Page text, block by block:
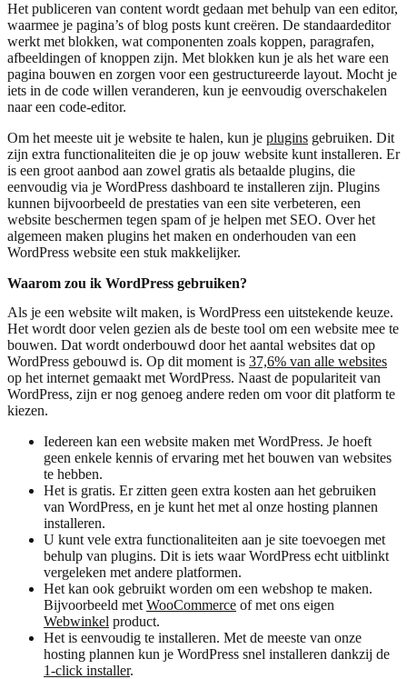
Het publiceren van content wordt gedaan met behulp van een editor,
waarmee je pagina’s of blog posts kunt creëren. De standaardeditor
werkt met blokken, wat componenten zoals koppen, paragrafen,
afbeeldingen of knoppen zijn. Met blokken kun je als het ware een
pagina bouwen en zorgen voor een gestructureerde layout. Mocht je
iets in de code willen veranderen, kun je eenvoudig overschakelen
naar een code-editor.
Om het meeste uit je website te halen, kun je plugins gebruiken. Dit
zijn extra functionaliteiten die je op jouw website kunt installeren. Er
is een groot aanbod aan zowel gratis als betaalde plugins, die
eenvoudig via je WordPress dashboard te installeren zijn. Plugins
kunnen bijvoorbeeld de prestaties van een site verbeteren, een
website beschermen tegen spam of je helpen met SEO. Over het
algemeen maken plugins het maken en onderhouden van een
WordPress website een stuk makkelijker.
Waarom zou ik WordPress gebruiken?
Als je een website wilt maken, is WordPress een uitstekende keuze.
Het wordt door velen gezien als de beste tool om een website mee te
bouwen. Dat wordt onderbouwd door het aantal websites dat op
WordPress gebouwd is. Op dit moment is 37,6% van alle websites
op het internet gemaakt met WordPress. Naast de populariteit van
WordPress, zijn er nog genoeg andere reden om voor dit platform te
kiezen.
Iedereen kan een website maken met WordPress. Je hoeft
geen enkele kennis of ervaring met het bouwen van websites
te hebben.
Het is gratis. Er zitten geen extra kosten aan het gebruiken
van WordPress, en je kunt het met al onze hosting plannen
installeren.
U kunt vele extra functionaliteiten aan je site toevoegen met
behulp van plugins. Dit is iets waar WordPress echt uitblinkt
vergeleken met andere platformen.
Het kan ook gebruikt worden om een webshop te maken.
Bijvoorbeeld met WooCommerce of met ons eigen
Webwinkel product.
Het is eenvoudig te installeren. Met de meeste van onze
hosting plannen kun je WordPress snel installeren dankzij de
1-click installer.